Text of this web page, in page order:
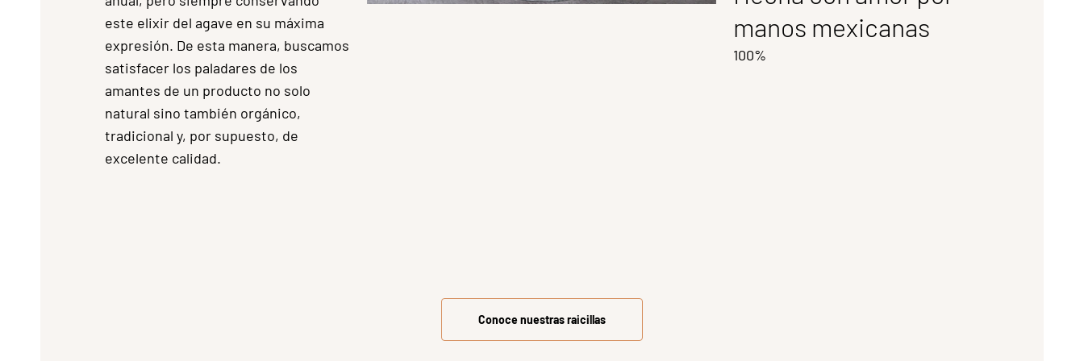
este elixir del agave en su máxima
expresión. De esta manera, buscamos
satisfacer los paladares de los
amantes de un producto no solo
natural sino también orgánico,
tradicional y, por supuesto, de
excelente calidad.
manos mexicanas
100%
Conoce nuestras raicillas